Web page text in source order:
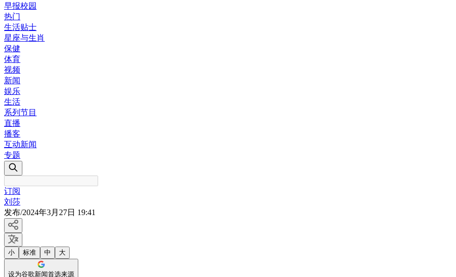
早报校园
热门
生活贴士
星座与生肖
保健
体育
视频
新闻
娱乐
生活
系列节目
直播
播客
互动新闻
专题
订阅
刘莎
发布/2024年3月27日 19:41
小 标准 中 大
设为谷歌新闻首选来源